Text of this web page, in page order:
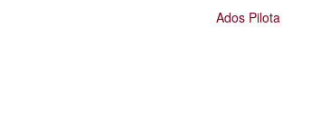
Ados Pilota